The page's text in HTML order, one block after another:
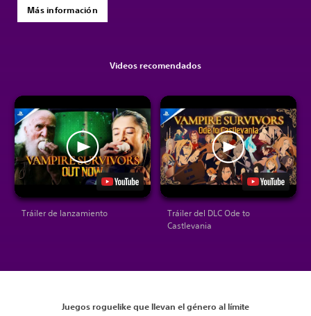
Más información
Videos recomendados
Tráiler de lanzamiento
Tráiler del DLC Ode to
Castlevania
Juegos roguelike que llevan el género al límite